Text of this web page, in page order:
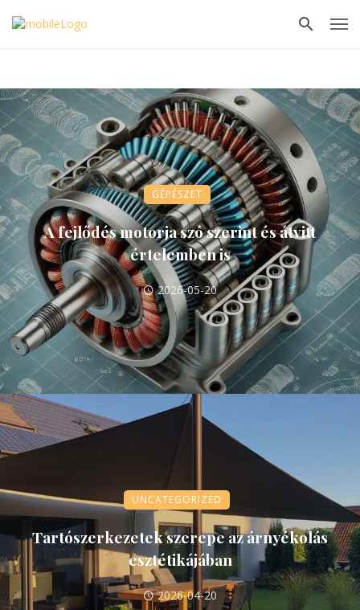
GÉPÉSZET
A fejlődés motorja szó szerint és átvitt
értelemben is
2026-05-20
UNCATEGORIZED
Tartószerkezetek szerepe az árnyékolás
esztétikájában
2026-04-20